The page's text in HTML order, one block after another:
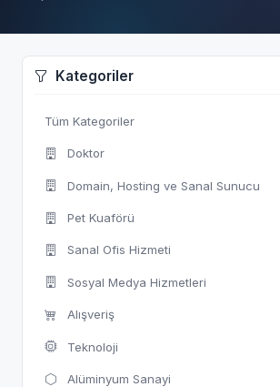
Kategoriler
Tüm Kategoriler
Doktor
Domain, Hosting ve Sanal Sunucu
Pet Kuaförü
Sanal Ofis Hizmeti
Sosyal Medya Hizmetleri
Alışveriş
Teknoloji
Alüminyum Sanayi